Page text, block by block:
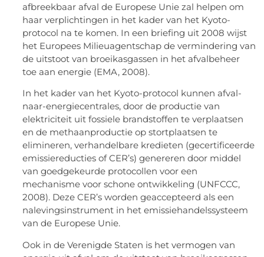
afbreekbaar afval de Europese Unie zal helpen om
haar verplichtingen in het kader van het Kyoto-
protocol na te komen. In een briefing uit 2008 wijst
het Europees Milieuagentschap de vermindering van
de uitstoot van broeikasgassen in het afvalbeheer
toe aan energie (EMA, 2008).
In het kader van het Kyoto-protocol kunnen afval-
naar-energiecentrales, door de productie van
elektriciteit uit fossiele brandstoffen te verplaatsen
en de methaanproductie op stortplaatsen te
elimineren, verhandelbare kredieten (gecertificeerde
emissiereducties of CER’s) genereren door middel
van goedgekeurde protocollen voor een
mechanisme voor schone ontwikkeling (UNFCCC,
2008). Deze CER’s worden geaccepteerd als een
nalevingsinstrument in het emissiehandelssysteem
van de Europese Unie.
Ook in de Verenigde Staten is het vermogen van